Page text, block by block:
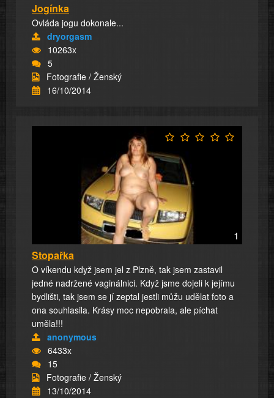
Jogínka
Ovláda jogu dokonale...
dryorgasm
10263x
5
Fotografie / Ženský
16/10/2014
1
Stopařka
O víkendu když jsem jel z Plzně, tak jsem zastavil
jedné nadržené vaginálnici. Když jsme dojeli k jejímu
bydlišti, tak jsem se jí zeptal jestli můžu udělat foto a
ona souhlasila. Krásy moc nepobrala, ale píchat
uměla!!!
anonymous
6433x
15
Fotografie / Ženský
13/10/2014